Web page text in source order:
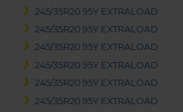
245/35R20 95Y EXTRALOAD
245/35R20 95Y EXTRALOAD
245/35R20 95Y EXTRALOAD
245/35R20 95Y EXTRALOAD
245/35R20 95Y EXTRALOAD
245/35R20 95Y EXTRALOAD